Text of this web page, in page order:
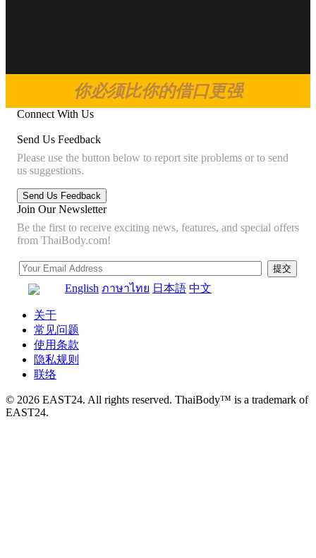
你必须比你的借口更强
Connect With Us
Send Us Feedback
Please use the button below to report site problems or to send
us suggestions.
Join Our Newsletter
Be the first to receive exciting news, features, and special offers
from ThaiBody.com!
English ภาษาไทย 日本語 中文
关于
常见问题
使用条款
隐私规则
联络
© 2026 EAST24. All rights reserved. ThaiBody™ is a trademark of
EAST24.